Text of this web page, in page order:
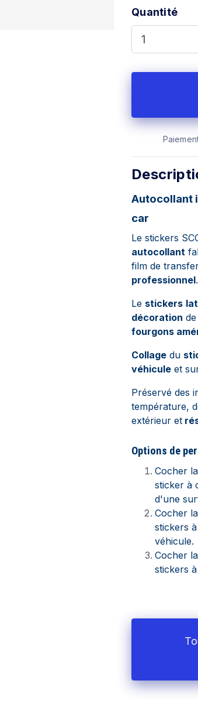
Quantité
Autocollant
car
Le stickers
autocollant
film de
professionnel.
Le stickers
décoration
fourgons
Collage du
véhicule et
Préservé des
température,
extérieur et
Options de
Cocher
sticker à
d'une
Cocher
stickers
véhicule.
Cocher
stickers